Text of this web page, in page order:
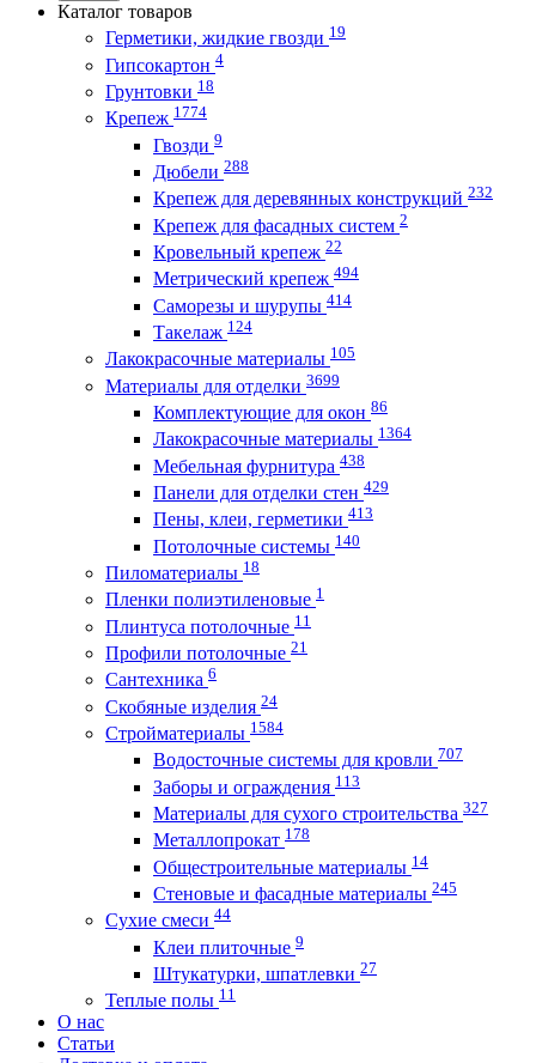
Каталог товаров
Герметики, жидкие гвозди 19
Гипсокартон 4
Грунтовки 18
Крепеж 1774
Гвозди 9
Дюбели 288
Крепеж для деревянных конструкций 232
Крепеж для фасадных систем 2
Кровельный крепеж 22
Метрический крепеж 494
Саморезы и шурупы 414
Такелаж 124
Лакокрасочные материалы 105
Материалы для отделки 3699
Комплектующие для окон 86
Лакокрасочные материалы 1364
Мебельная фурнитура 438
Панели для отделки стен 429
Пены, клеи, герметики 413
Потолочные системы 140
Пиломатериалы 18
Пленки полиэтиленовые 1
Плинтуса потолочные 11
Профили потолочные 21
Сантехника 6
Скобяные изделия 24
Стройматериалы 1584
Водосточные системы для кровли 707
Заборы и ограждения 113
Материалы для сухого строительства 327
Металлопрокат 178
Общестроительные материалы 14
Стеновые и фасадные материалы 245
Сухие смеси 44
Клеи плиточные 9
Штукатурки, шпатлевки 27
Теплые полы 11
О нас
Статьи